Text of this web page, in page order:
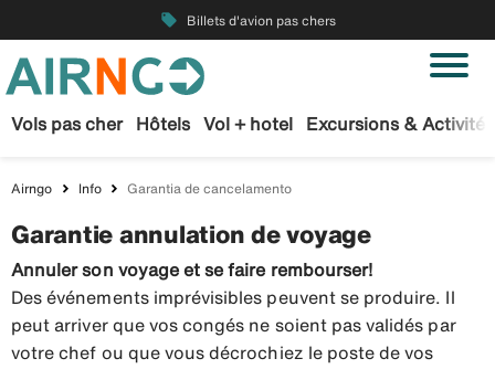
local_offer Billets d'avion pas chers
Vols pas cher Hôtels Vol + hotel Excursions & Activités
Airngo Info Garantia de cancelamento
Garantie annulation de voyage
Annuler son voyage et se faire rembourser!
Des événements imprévisibles peuvent se produire. Il
peut arriver que vos congés ne soient pas validés par
votre chef ou que vous décrochiez le poste de vos